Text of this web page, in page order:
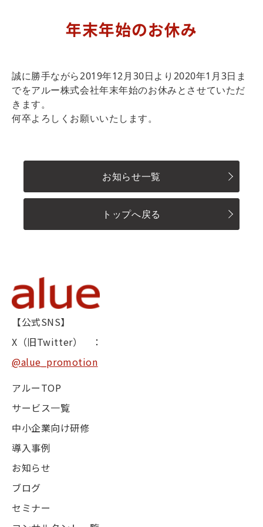
年末年始のお休み
誠に勝手ながら2019年12月30日より2020年1月3日ま
でをアルー株式会社年末年始のお休みとさせていただ
きます。
何卒よろしくお願いいたします。
お知らせ一覧
トップへ戻る
【公式SNS】
X（旧Twitter） ：
@alue_promotion
アルーTOP
サービス一覧
中小企業向け研修
導入事例
お知らせ
ブログ
セミナー